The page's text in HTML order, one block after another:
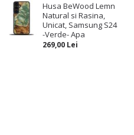
Husa BeWood Lemn
Natural si Rasina,
Unicat, Samsung S24
-Verde- Apa
269,00 Lei